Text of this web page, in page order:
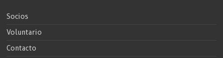
Socios
Voluntario
Contacto